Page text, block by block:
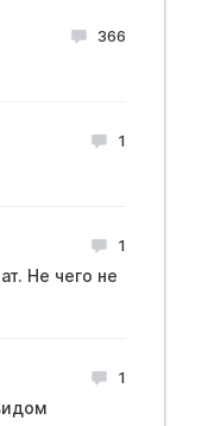
366
1
1
Не чего не
1